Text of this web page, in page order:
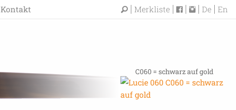
Kontakt Merkliste De En
C060 = schwarz auf gold